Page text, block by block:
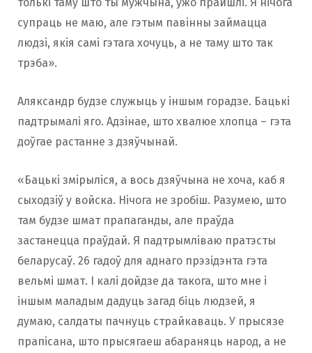
супраць не маю, але гэтым павінны займацца
людзі, якія самі гэтага хочуць, а не таму што так
трэба».
Аляксандр будзе служыць у іншым горадзе. Бацькі
падтрымалі яго. Адзінае, што хвалюе хлопца – гэта
доўгае растанне з дзяўчынай.
«Бацькі змірыліся, а вось дзяўчына не хоча, каб я
сыходзіў у войска. Нічога не зробіш. Разумею, што
там будзе шмат прапаганды, але праўда
застанецца праўдай. Я падтрымліваю пратэсты
беларусаў. 26 гадоў для аднаго прэзідэнта гэта
вельмі шмат. І калі дойдзе да такога, што мне і
іншым маладым дадуць загад біць людзей, я
думаю, салдаты пачнуць страйкаваць. У прысязе
прапісана, што прысягаеш абараняць народ, а не